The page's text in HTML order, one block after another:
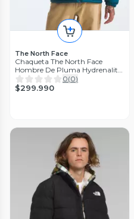
The North Face
Chaqueta The North Face
Hombre De Pluma Hydrenalite
Hoodie Azul
0(0)
$299.990